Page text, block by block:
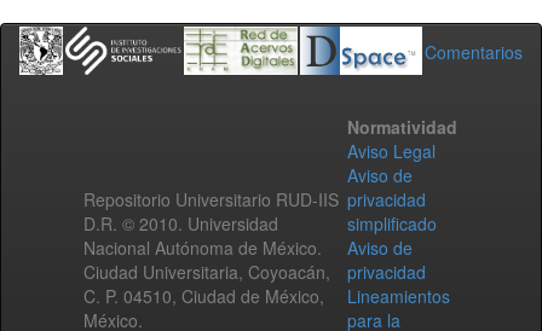
Comentarios
Repositorio Universitario RUD-IIS
D.R. © 2010. Universidad
Nacional Autónoma de México.
Ciudad Universitaria, Coyoacán,
C. P. 04510, Ciudad de México,
México.
Normatividad
Aviso Legal
Aviso de
privacidad
simplificado
Aviso de
privacidad
Lineamientos
para la